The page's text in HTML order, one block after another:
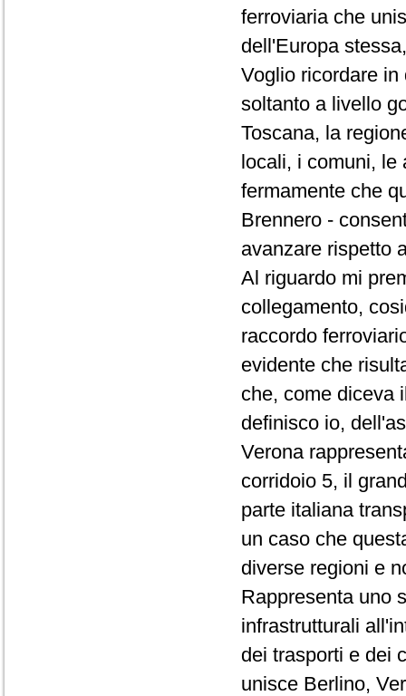
ferroviaria che
dell'Europa
Voglio ricordare
soltanto a livello
Toscana, la
locali, i comuni, le
fermamente che
Brennero -
avanzare rispetto
Al riguardo mi
collegamento,
raccordo
evidente che
che, come diceva
definisco io,
Verona
corridoio 5, il
parte italiana
un caso che
diverse regioni e
Rappresenta uno
infrastrutturali
dei trasporti e dei
unisce Berlino,